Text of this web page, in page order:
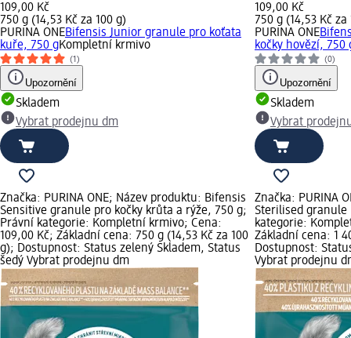
109,00 Kč
750 g (14,53 Kč za 100 g)
PURINA ONEBifensis Junior granule pro koťata
kuře, 750 gKompletní krmivo
(1)
Upozornění
Skladem
Vybrat prodejnu dm
109,00 Kč
750 g (14,53 Kč za
PURINA ONE
kočky hovězí, 750
(0)
Upozornění
Skladem
Vybrat
Značka: PURINA ONE; Název produktu: Bifensis
Sensitive granule pro kočky krůta a rýže, 750 g;
Právní kategorie: Kompletní krmivo; Cena:
109,00 Kč; Základní cena: 750 g (14,53 Kč za 100
g); Dostupnost: Status zelený Skladem, Status
šedý Vybrat prodejnu dm
Značka: PURINA
Sterilised granule
kategorie:
Základní cena: 1
Dostupnost:
Vybrat prodejnu